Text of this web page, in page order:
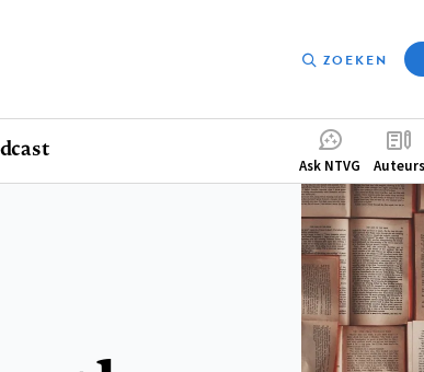
ZOEKEN
menu
Ask NTVG Auteurs